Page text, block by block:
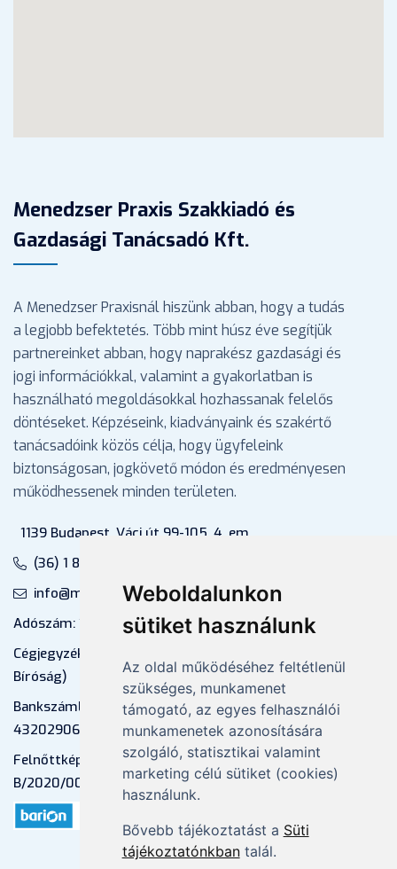
Weboldalunkon
sütiket használunk
Az oldal működéséhez feltétlenül
szükséges, munkamenet
támogató, az egyes felhasználói
munkamenetek azonosítására
szolgáló, statisztikai valamint
marketing célú sütiket (cookies)
használunk.
Bővebb tájékoztatást a Süti
tájékoztatónkbantalál.
Menedzser Praxis Szakkiadó és
Gazdasági Tanácsadó Kft.
A Menedzser Praxisnál hiszünk abban, hogy a tudás
a legjobb befektetés. Több mint húsz éve segítjük
partnereinket abban, hogy naprakész gazdasági és
jogi információkkal, valamint a gyakorlatban is
használható megoldásokkal hozhassanak felelős
döntéseket. Képzéseink, kiadványaink és szakértő
tanácsadóink közös célja, hogy ügyfeleink
biztonságosan, jogkövető módon és eredményesen
működhessenek minden területen.
1139 Budapest, Váci út 99-105. 4. em.
(36) 1 880 76 00
info@mprx.hu
Adószám: 13598145-2-41
Cégjegyzékszám: 01-09-883770 (Fővárosi
Bíróság)
Bankszámlaszám: CIB Bank, 10700581-
43202906-51100005
Felnőttképzési nyilvántartási szám:
B/2020/000053